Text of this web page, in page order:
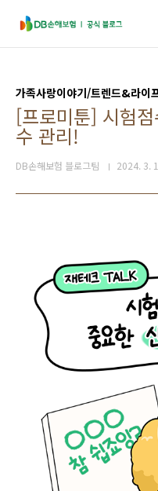
가족사랑이야기/트렌드&라이
[프로미툰] 시험
수 관리!
DB손해보험 블로그팀 2024. 3.